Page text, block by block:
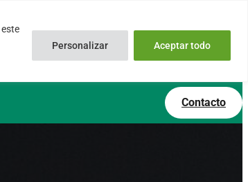
Personalizar Aceptar todo
0034 – 644 79 25 79
Lun – Vie 9:00 AM a 6:00PM
Contacto